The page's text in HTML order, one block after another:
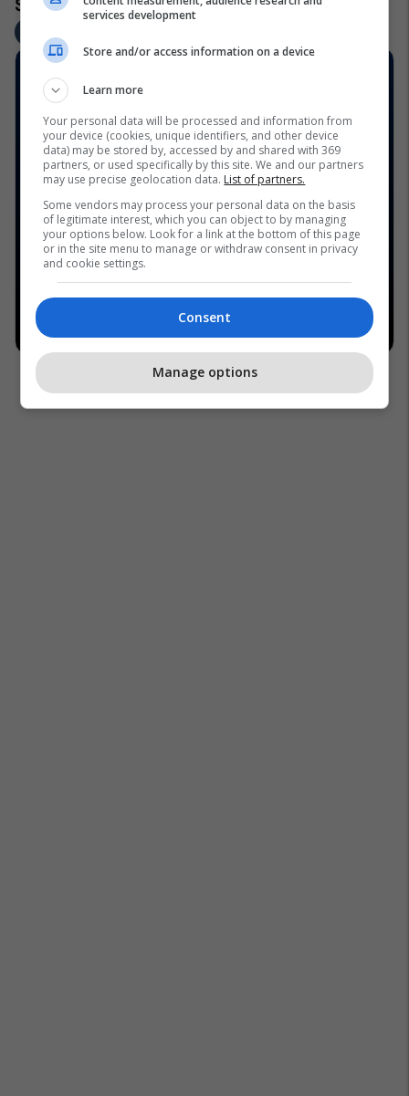
services development
Store and/or access information on a device
Learn more
Your personal data will be processed and information from
your device (cookies, unique identifiers, and other device
data) may be stored by, accessed by and shared with 369
partners, or used specifically by this site. We and our partners
may use precise geolocation data. List of partners.
Some vendors may process your personal data on the basis
of legitimate interest, which you can object to by managing
your options below. Look for a link at the bottom of this page
or in the site menu to manage or withdraw consent in privacy
and cookie settings.
Consent
Manage options